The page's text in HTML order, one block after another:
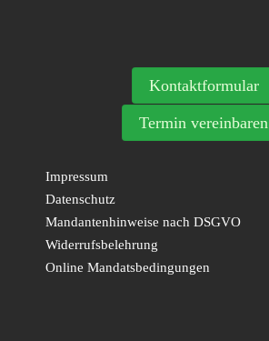
Kontaktformular
Termin vereinbaren
Impressum
Datenschutz
Mandantenhinweise nach DSGVO
Widerrufsbelehrung
Online Mandatsbedingungen